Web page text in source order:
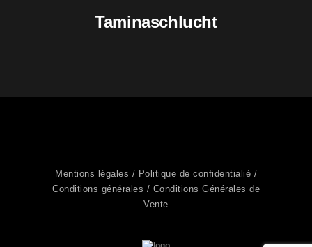
Taminaschlucht
Mentions légales / Politique de confidentialié /
Conditions générales / Conditions Générales de
Vente